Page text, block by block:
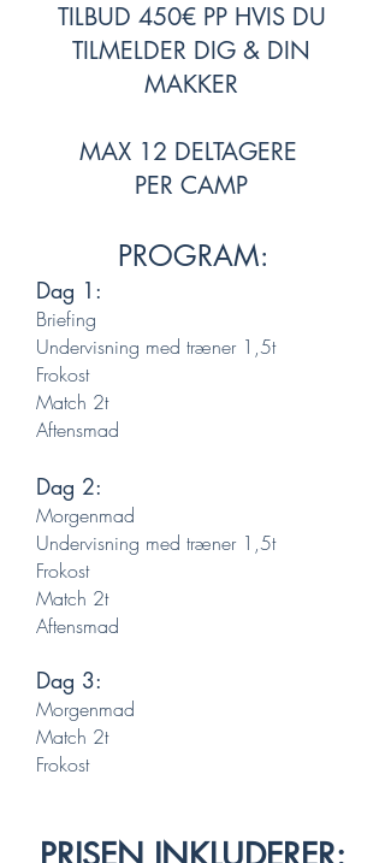
TILBUD 450€ PP HVIS DU
TILMELDER DIG & DIN
MAKKER
MAX 12 DELTAGERE
PER CAMP
PROGRAM:
Dag 1:
Briefing
Undervisning med træner 1,5t
Frokost
Match 2t
Aftensmad
Dag 2:
Morgenmad
Undervisning med træner 1,5t
Frokost
Match 2t
Aftensmad
Dag 3:
Morgenmad
Match 2t
Frokost